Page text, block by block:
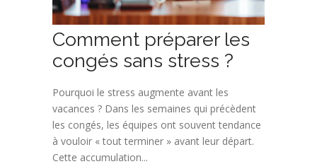
Comment préparer les
congés sans stress ?
Pourquoi le stress augmente avant les
vacances ? Dans les semaines qui précèdent
les congés, les équipes ont souvent tendance
à vouloir « tout terminer » avant leur départ.
Cette accumulation...